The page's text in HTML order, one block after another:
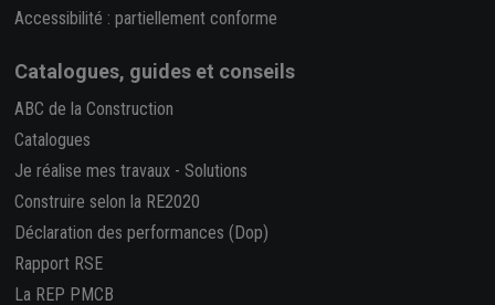
Accessibilité : partiellement conforme
Catalogues, guides et conseils
ABC de la Construction
Catalogues
Je réalise mes travaux - Solutions
Construire selon la RE2020
Déclaration des performances (Dop)
Rapport RSE
La REP PMCB